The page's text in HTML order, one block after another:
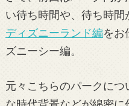
い待ち時間や、待ち時間
ディズニーランド編をお
ズニーシー編。
元々こちらのパークに